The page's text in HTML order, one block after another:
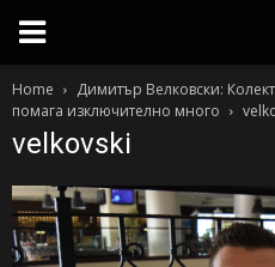
Home
Димитър Велковски:
помага изключително много
velkovski